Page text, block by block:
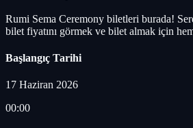
Rumi Sema Ceremony biletleri burada!
bilet fiyatını görmek ve bilet almak için
Başlangıç Tarihi
17 Haziran 2026
00:00